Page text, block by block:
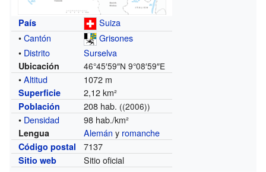
País
Suiza
•Cantón
Grisones
• Distrito Surselva
Ubicación 46°45′59″N 9°08′59″E
•Altitud 1072 m
Superficie 2,12 km²
Población 208 hab. ((2006))
• Densidad 98 hab./km²
Lengua Alemán y romanche
Código postal 7137
Sitio web Sitio oficial